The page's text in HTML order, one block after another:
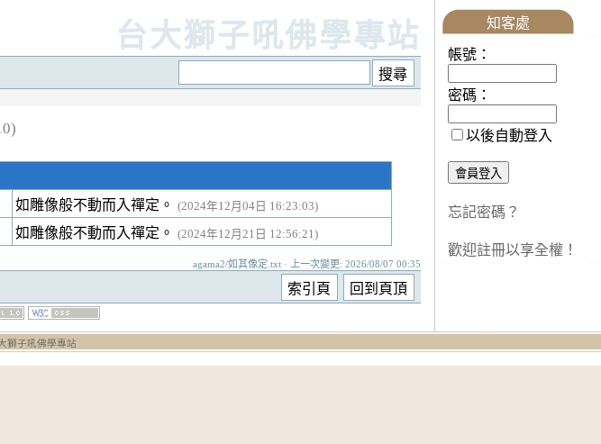
台大獅子吼佛學專站
如雕像般不動而入禪定。 (2024年12月04日 16:23:03)
如雕像般不動而入禪定。 (2024年12月21日 12:56:21)
agama2/如其像定.txt · 上一次變更: 2026/08/07 00:35
知客處
帳號：
密碼：
以後自動登入
忘記密碼？
歡迎註冊以享全權！
獅子吼佛學專站